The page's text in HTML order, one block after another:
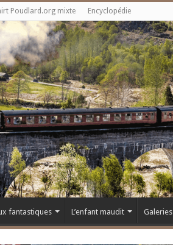
Poudlard.org mixte Encyclopédie
fantastiques L’enfant maudit Galeries